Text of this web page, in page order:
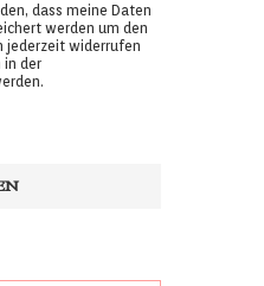
dass meine Daten
werden um den
jederzeit widerrufen
in der